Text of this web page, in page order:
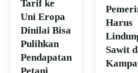
Tarif ke
Uni Eropa
Dinilai Bisa
Pulihkan
Pendapatan
Petani
Harus
Sawit